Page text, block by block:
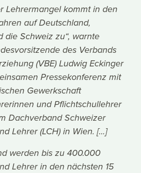
Lehrermangel kommt in den
auf Deutschland,
die Schweiz zu“, warnte
des Verbands
(VBE) Ludwig Eckinger
Pressekonferenz mit
Gewerkschaft
und Pflichtschullehrer
Dachverband Schweizer
Lehrer (LCH) in Wien. [...]
werden bis zu 400.000
Lehrer in den nächsten 15